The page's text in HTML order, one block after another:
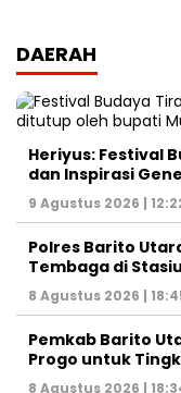
DAERAH
Heriyus: Festival
dan Inspirasi
9 Agustus 2026 |
Polres Barito
Tembaga di
8 Agustus 2026 |
Pemkab Barito
Progo untuk
8 Agustus 2026 |